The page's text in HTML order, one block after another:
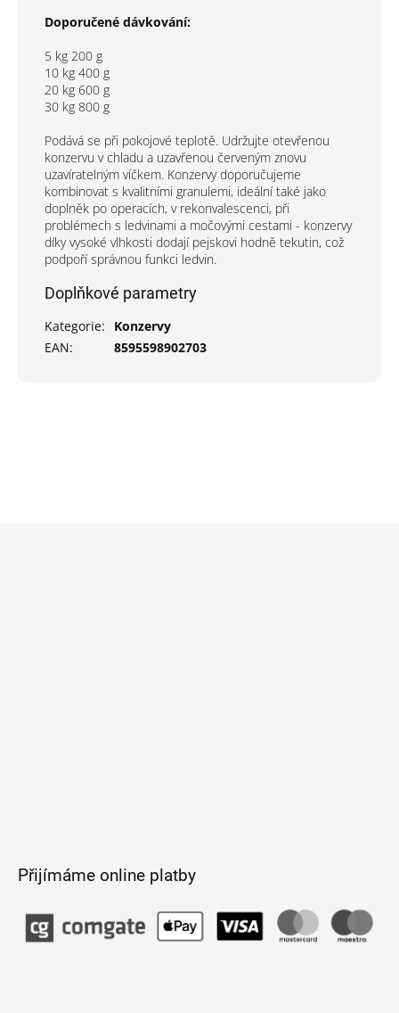
Doporučené dávkování:
5 kg 200 g
10 kg 400 g
20 kg 600 g
30 kg 800 g
Podává se při pokojové teplotě. Udržujte otevřenou
konzervu v chladu a uzavřenou červeným znovu
uzavíratelným víčkem. Konzervy doporučujeme
kombinovat s kvalitními granulemi, ideální také jako
doplněk po operacích, v rekonvalescenci, při
problémech s ledvinami a močovými cestami - konzervy
díky vysoké vlhkosti dodají pejskovi hodně tekutin, což
podpoří správnou funkci ledvin.
Doplňkové parametry
Kategorie:
Konzervy
EAN: 8595598902703
Přijímáme online platby